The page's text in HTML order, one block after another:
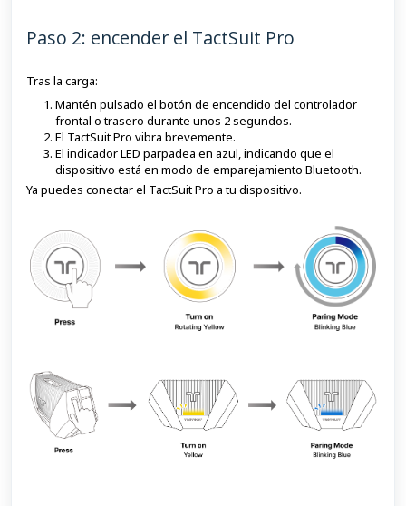
Paso 2: encender el TactSuit Pro
Tras la carga:
Mantén pulsado el botón de encendido del controlador
frontal o trasero durante unos 2 segundos.
El TactSuit Pro vibra brevemente.
El indicador LED parpadea en azul, indicando que el
dispositivo está en modo de emparejamiento Bluetooth.
Ya puedes conectar el TactSuit Pro a tu dispositivo.